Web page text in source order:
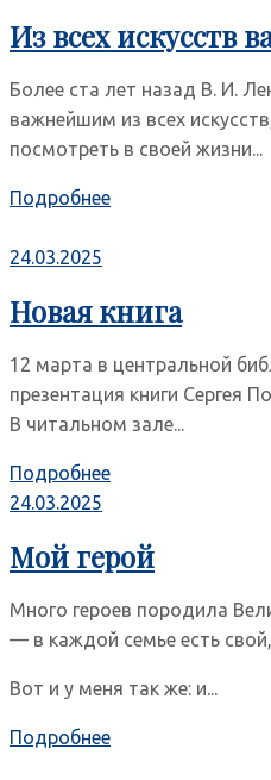
Из всех искусств
Более ста лет назад В. И.
важнейшим из всех
посмотреть в своей жизни...
Подробнее
24.03.2025
Новая книга
12 марта в центральной
презентация книги Сергея
В читальном зале...
Подробнее
24.03.2025
Мой герой
Много героев породила
— в каждой семье есть
Вот и у меня так же: и...
Подробнее